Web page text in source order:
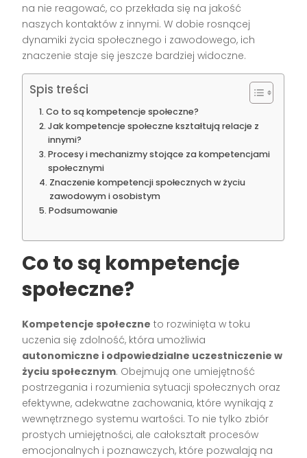
na nie reagować, co przekłada się na jakość
naszych kontaktów z innymi. W dobie rosnącej
dynamiki życia społecznego i zawodowego, ich
znaczenie staje się jeszcze bardziej widoczne.
Spis treści
Co to są kompetencje społeczne?
Jak kompetencje społeczne kształtują relacje z
innymi?
Procesy i mechanizmy stojące za kompetencjami
społecznymi
Znaczenie kompetencji społecznych w życiu
zawodowym i osobistym
Podsumowanie
Co to są kompetencje
społeczne?
Kompetencje społeczne to rozwinięta w toku
uczenia się zdolność, która umożliwia
autonomiczne i odpowiedzialne uczestniczenie w
życiu społecznym. Obejmują one umiejętność
postrzegania i rozumienia sytuacji społecznych oraz
efektywne, adekwatne zachowania, które wynikają z
wewnętrznego systemu wartości. To nie tylko zbiór
prostych umiejętności, ale całokształt procesów
emocjonalnych i poznawczych, które pozwalają na